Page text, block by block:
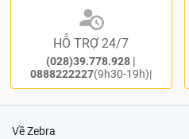
HỖ TRỢ 24/7
(028)39.778.928 |
0888222227(9h30-19h)|
Về Zebra